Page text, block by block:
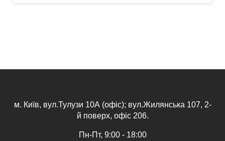
м. Київ, вул.Тулузи 10А (офіс); вул.Жилянська 107, 2-
й поверх, офіс 206.
Пн-Пт, 9:00 - 18:00